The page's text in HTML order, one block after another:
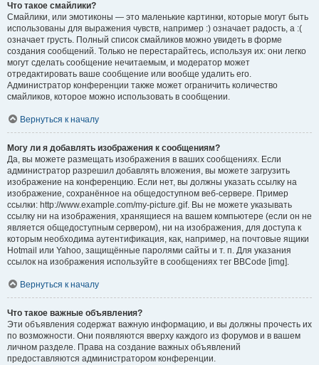
Что такое смайлики?
Смайлики, или эмотиконы — это маленькие картинки, которые могут быть
использованы для выражения чувств, например :) означает радость, а :(
означает грусть. Полный список смайликов можно увидеть в форме
создания сообщений. Только не перестарайтесь, используя их: они легко
могут сделать сообщение нечитаемым, и модератор может
отредактировать ваше сообщение или вообще удалить его.
Администратор конференции также может ограничить количество
смайликов, которое можно использовать в сообщении.
Вернуться к началу
Могу ли я добавлять изображения к сообщениям?
Да, вы можете размещать изображения в ваших сообщениях. Если
администратор разрешил добавлять вложения, вы можете загрузить
изображение на конференцию. Если нет, вы должны указать ссылку на
изображение, сохранённое на общедоступном веб-сервере. Пример
ссылки: http://www.example.com/my-picture.gif. Вы не можете указывать
ссылку ни на изображения, хранящиеся на вашем компьютере (если он не
является общедоступным сервером), ни на изображения, для доступа к
которым необходима аутентификация, как, например, на почтовые ящики
Hotmail или Yahoo, защищённые паролями сайты и т. п. Для указания
ссылок на изображения используйте в сообщениях тег BBCode [img].
Вернуться к началу
Что такое важные объявления?
Эти объявления содержат важную информацию, и вы должны прочесть их
по возможности. Они появляются вверху каждого из форумов и в вашем
личном разделе. Права на создание важных объявлений
предоставляются администратором конференции.